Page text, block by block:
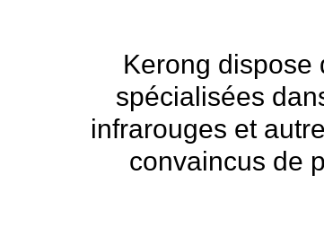
Kerong dispose
spécialisées
infrarouges et
convaincus de